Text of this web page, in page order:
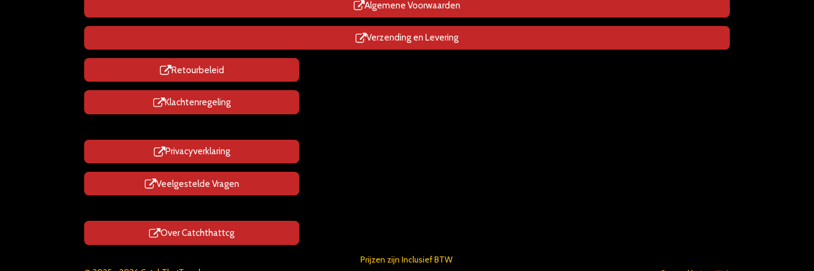
p
Algemene Voorwaarden
Verzending en Levering
Retourbeleid
Klachtenregeling
Privacyverklaring
Veelgestelde Vragen
Over Catchthattcg
Prijzen zijn Inclusief BTW